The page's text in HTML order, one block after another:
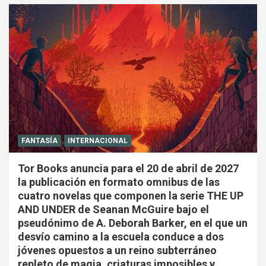
FANTASÍA INTERNACIONAL
Tor Books anuncia para el 20 de abril de 2027
la publicación en formato omnibus de las
cuatro novelas que componen la serie THE UP
AND UNDER de Seanan McGuire bajo el
pseudónimo de A. Deborah Barker, en el que un
desvío camino a la escuela conduce a dos
jóvenes opuestos a un reino subterráneo